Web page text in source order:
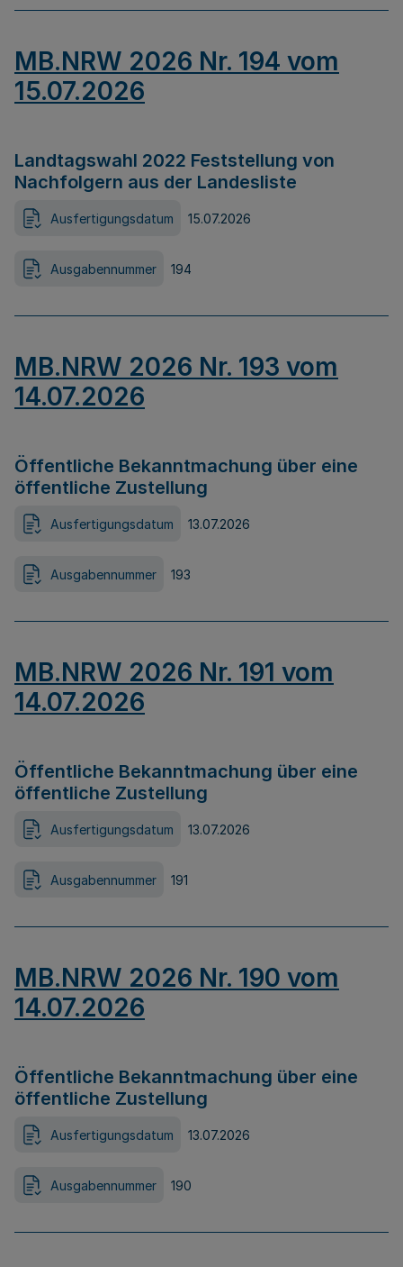
MB.NRW 2026 Nr. 194 vom
15.07.2026
Landtagswahl 2022 Feststellung von
Nachfolgern aus der Landesliste
Ausfertigungsdatum 15.07.2026
Ausgabennummer 194
MB.NRW 2026 Nr. 193 vom
14.07.2026
Öffentliche Bekanntmachung über eine
öffentliche Zustellung
Ausfertigungsdatum 13.07.2026
Ausgabennummer 193
MB.NRW 2026 Nr. 191 vom
14.07.2026
Öffentliche Bekanntmachung über eine
öffentliche Zustellung
Ausfertigungsdatum 13.07.2026
Ausgabennummer 191
MB.NRW 2026 Nr. 190 vom
14.07.2026
Öffentliche Bekanntmachung über eine
öffentliche Zustellung
Ausfertigungsdatum 13.07.2026
Ausgabennummer 190